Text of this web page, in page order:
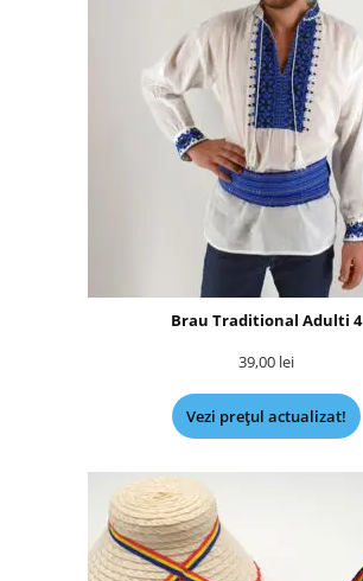
Brau Traditional Adulti 4
39,00 lei
Vezi prețul actualizat!